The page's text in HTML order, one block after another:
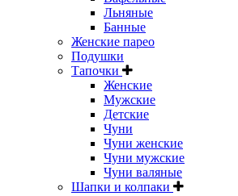
Льняные
Банные
Женские парео
Подушки
Тапочки
Женские
Мужские
Детские
Чуни
Чуни женские
Чуни мужские
Чуни валяные
Шапки и колпаки